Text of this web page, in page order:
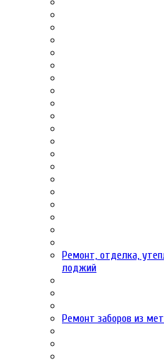
Ремонт, отделка,
лоджий
Ремонт заборов из